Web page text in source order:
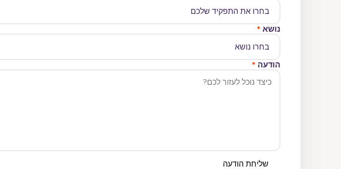
נושא *
הודעה *
שליחת הודעה